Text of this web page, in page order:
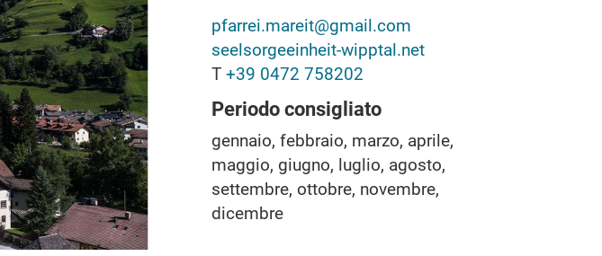
pfarrei.mareit@gmail.com
seelsorgeeinheit-wipptal.net
T +39 0472 758202
Periodo consigliato
gennaio, febbraio, marzo, aprile,
maggio, giugno, luglio, agosto,
settembre, ottobre, novembre,
dicembre